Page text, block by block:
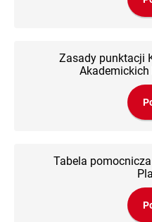
Zasady punktacji
Tabela